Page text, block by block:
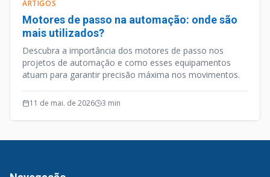
ARTIGOS
Motores de passo na automação: onde são
mais utilizados?
Descubra a importância dos motores de passo nos
projetos de automação e como esses equipamentos
atuam para garantir precisão máxima nos movimentos.
11 de mai. de 2026 3 min